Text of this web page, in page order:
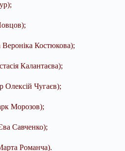
Вероніка Костюкова);
Калантаєва);
Олексій Чугаєв);
Морозов);
Савченко);
Романча).